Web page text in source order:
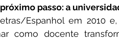
passo: a
como docente